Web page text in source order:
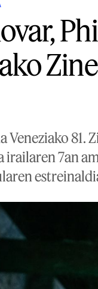
Veneziako 81.
irailaren 7an